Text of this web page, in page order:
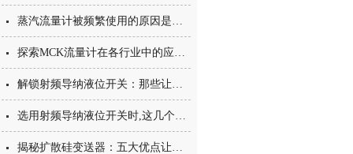
蒸汽流量计被频繁使用的原因是什么
探索MCK流量计在各行业中的应用与重要性
解锁射频导纳液位开关：那些让它脱颖而出的隐藏优点，一文说透
选用射频导纳液位开关时,这几个方面您注意了吗？
揭秘扩散硅变送器：五大优点让你的设备升级！